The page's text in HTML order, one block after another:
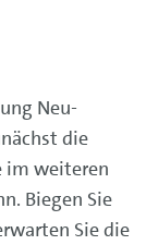
Neu-
die
im weiteren
Biegen Sie
Sie die